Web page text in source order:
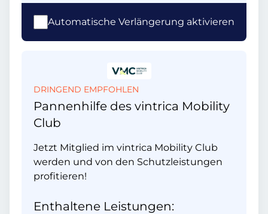
Automatische Verlängerung aktivieren
DRINGEND EMPFOHLEN
Pannenhilfe des vintrica Mobility
Club
Jetzt Mitglied im vintrica Mobility Club
werden und von den Schutzleistungen
profitieren!
Enthaltene Leistungen: